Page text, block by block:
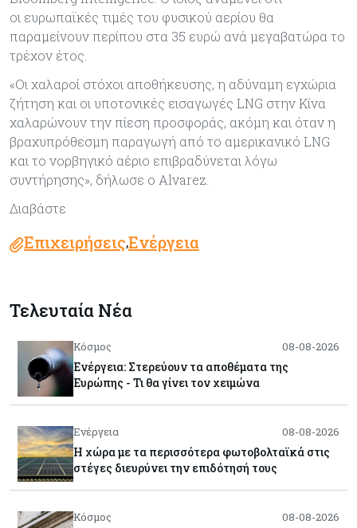
οι ευρωπαϊκές τιμές του φυσικού αερίου θα
παραμείνουν περίπου στα 35 ευρώ ανά μεγαβατώρα το
τρέχον έτος.
«Οι χαλαροί στόχοι αποθήκευσης, η αδύναμη εγχώρια
ζήτηση και οι υποτονικές εισαγωγές LNG στην Κίνα
χαλαρώνουν την πίεση προσφοράς, ακόμη και όταν η
βραχυπρόθεσμη παραγωγή από το αμερικανικό LNG
και το νορβηγικό αέριο επιβραδύνεται λόγω
συντήρησης», δήλωσε ο Alvarez.
Διαβάστε
Επιχειρήσεις,Ενέργεια
Τελευταία Νέα
Κόσμος 08-08-2026
Ενέργεια: Στερεύουν τα αποθέματα της
Ευρώπης - Τι θα γίνει τον χειμώνα
Ενέργεια 08-08-2026
Η χώρα με τα περισσότερα φωτοβολταϊκά στις
στέγες διευρύνει την επιδότησή τους
Κόσμος 08-08-2026